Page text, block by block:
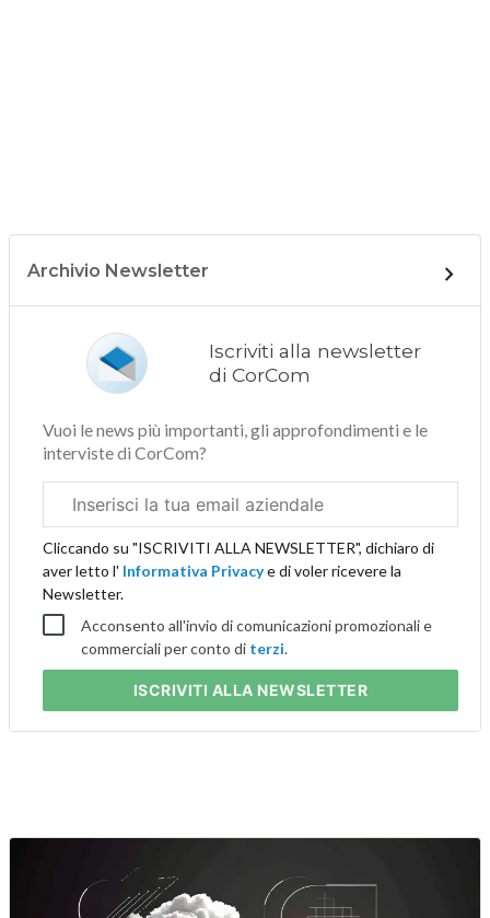
Archivio Newsletter
Iscriviti alla newsletter
di CorCom
Vuoi le news più importanti, gli approfondimenti e le
interviste di CorCom?
aziendale
Cliccando su "ISCRIVITI ALLA NEWSLETTER", dichiaro di
aver letto l' Informativa Privacye di voler ricevere la
Newsletter.
Acconsento all'invio di comunicazioni promozionali e
commerciali per conto di terzi.
ISCRIVITI ALLA NEWSLETTER